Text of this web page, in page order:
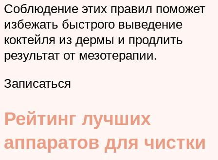
Соблюдение этих правил поможет
избежать быстрого выведение
коктейля из дермы и продлить
результат от мезотерапии.
Записаться
Рейтинг лучших
аппаратов для чистки